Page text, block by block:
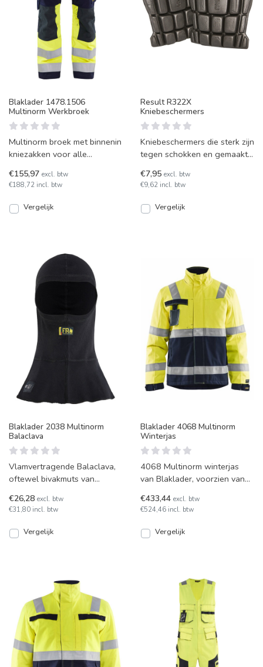
Blaklader 1478.1506
Multinorm Werkbroek
Multinorm broek met binnenin
kniezakken voor alle
kniestukken.
€155,97 excl. btw
€188,72 incl. btw
Vergelijk
Result R322X
Kniebeschermers
Kniebeschermers die sterk zijn
tegen schokken en gemaakt
materiaal.
€7,95 excl. btw
€9,62 incl. btw
Vergelijk
Blaklader 2038 Multinorm
Balaclava
Vlamvertragende Balaclava,
oftewel bivakmuts van
Multinorm beschermend
€26,28 excl. btw
€31,80 incl. btw
Vergelijk
Blaklader 4068 Multinorm
Winterjas
4068 Multinorm winterjas
van Blaklader, voorzien van
reflecterende banden.
€433,44 excl. btw
€524,46 incl. btw
Vergelijk